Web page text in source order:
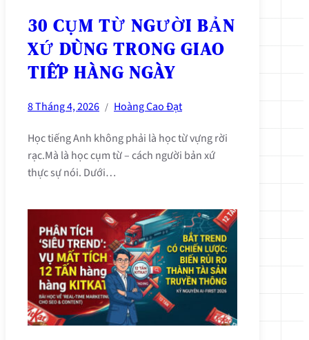
30 CỤM TỪ NGƯỜI BẢN
XỨ DÙNG TRONG GIAO
TIẾP HÀNG NGÀY
8 Tháng 4, 2026 / Hoàng Cao Đạt
Học tiếng Anh không phải là học từ vựng rời
rạc.Mà là học cụm từ – cách người bản xứ
thực sự nói. Dưới…